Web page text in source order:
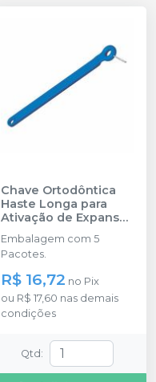
Chave Ortodôntica
Haste Longa para
Ativação de Expansor
- 75.01.038
Embalagem com 5
Pacotes.
R$ 16,72 no Pix
ou R$ 17,60 nas demais
condições
Qtd :